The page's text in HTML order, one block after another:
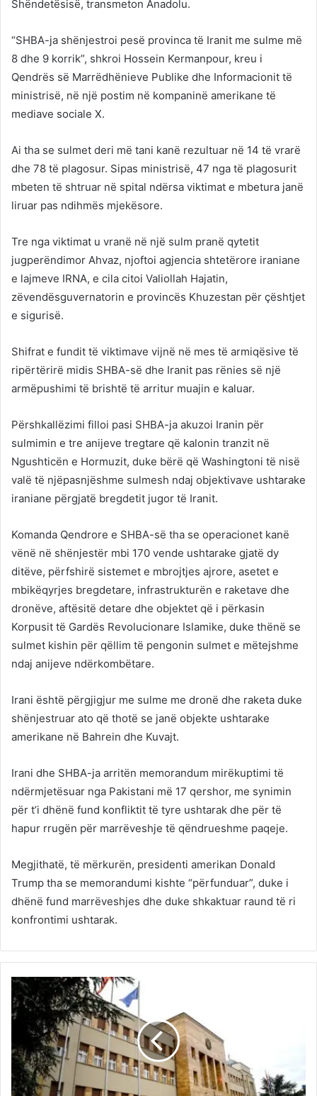
Shëndetësisë, transmeton Anadolu.
“SHBA-ja shënjestroi pesë provinca të Iranit me sulme më
8 dhe 9 korrik”, shkroi Hossein Kermanpour, kreu i
Qendrës së Marrëdhënieve Publike dhe Informacionit të
ministrisë, në një postim në kompaninë amerikane të
mediave sociale X.
Ai tha se sulmet deri më tani kanë rezultuar në 14 të vrarë
dhe 78 të plagosur. Sipas ministrisë, 47 nga të plagosurit
mbeten të shtruar në spital ndërsa viktimat e mbetura janë
liruar pas ndihmës mjekësore.
Tre nga viktimat u vranë në një sulm pranë qytetit
jugperëndimor Ahvaz, njoftoi agjencia shtetërore iraniane
e lajmeve IRNA, e cila citoi Valiollah Hajatin,
zëvendësguvernatorin e provincës Khuzestan për çështjet
e sigurisë.
Shifrat e fundit të viktimave vijnë në mes të armiqësive të
ripërtërirë midis SHBA-së dhe Iranit pas rënies së një
armëpushimi të brishtë të arritur muajin e kaluar.
Përshkallëzimi filloi pasi SHBA-ja akuzoi Iranin për
sulmimin e tre anijeve tregtare që kalonin tranzit në
Ngushticën e Hormuzit, duke bërë që Washingtoni të nisë
valë të njëpasnjëshme sulmesh ndaj objektivave ushtarake
iraniane përgjatë bregdetit jugor të Iranit.
Komanda Qendrore e SHBA-së tha se operacionet kanë
vënë në shënjestër mbi 170 vende ushtarake gjatë dy
ditëve, përfshirë sistemet e mbrojtjes ajrore, asetet e
mbikëqyrjes bregdetare, infrastrukturën e raketave dhe
dronëve, aftësitë detare dhe objektet që i përkasin
Korpusit të Gardës Revolucionare Islamike, duke thënë se
sulmet kishin për qëllim të pengonin sulmet e mëtejshme
ndaj anijeve ndërkombëtare.
Irani është përgjigjur me sulme me dronë dhe raketa duke
shënjestruar ato që thotë se janë objekte ushtarake
amerikane në Bahrein dhe Kuvajt.
Irani dhe SHBA-ja arritën memorandum mirëkuptimi të
ndërmjetësuar nga Pakistani më 17 qershor, me synimin
për t’i dhënë fund konfliktit të tyre ushtarak dhe për të
hapur rrugën për marrëveshje të qëndrueshme paqeje.
Megjithatë, të mërkurën, presidenti amerikan Donald
Trump tha se memorandumi kishte “përfunduar”, duke i
dhënë fund marrëveshjes dhe duke shkaktuar raund të ri
konfrontimi ushtarak.